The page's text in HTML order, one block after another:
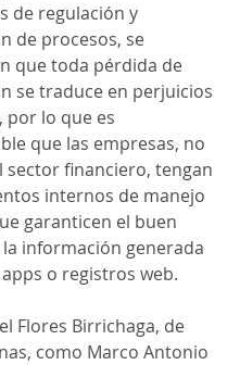
de regulación y
de procesos, se
que toda pérdida de
se traduce en perjuicios
por lo que es
que las empresas, no
sector financiero, tengan
internos de manejo
garanticen el buen
información generada
o registros web.
Flores Birrichaga, de
como Marco Antonio